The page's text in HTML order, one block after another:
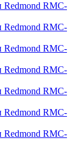
Redmond RMC-
Redmond RMC-
Redmond RMC-
Redmond RMC-
Redmond RMC-
Redmond RMC-
Redmond RMC-